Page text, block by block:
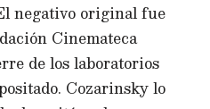
negativo original fue
Cinemateca
de los laboratorios
Cozarinsky lo